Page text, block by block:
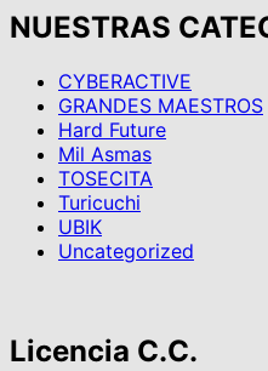
NUESTRAS
CYBERACTIVE
GRANDES MAESTROS
Hard Future
Mil Asmas
TOSECITA
Turicuchi
UBIK
Uncategorized
Licencia C.C.